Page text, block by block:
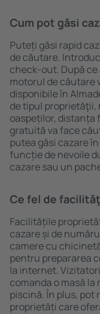
Cum pot găsi
Puteți găsi rapid
de căutare.
check-out. După
motorul de căutare
disponibile în
de tipul proprietăţii,
oaspeților, distanța
gratuită va face
putea găsi cazare
funcție de nevoile
cazare sau un
Ce fel de
Facilitățile
cazare și de
camere cu
pentru prepararea
la internet.
comanda o masă
piscină. În plus, pot
proprietăți care